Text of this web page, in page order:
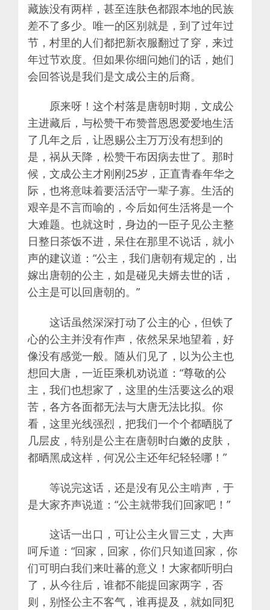
藏族没有两样，甚至连肤色都跟本地的民族
差不了多少。唯一的区别就是，到了过年过
节，村里的人们都把新衣服翻过了穿，来过
年过节欢度。但如果你细问她们的话，她们
会回答说是我们是文成公主的后裔。
原来呀！这个村落是唐朝时期，文成公
主进藏后，与松赞干布赞普恩恩爱爱地生活
了几年之后，让恩赐公主万万没有想到的
是，祸从天降，松赞干布因病去世了。那时
候，文成公主才刚刚25岁，正直青春年华之
际，也将意味着要活活守一辈子寡。生活的
艰辛是不言而喻的，今后如何生活将是一个
大难题。也就这时，身边的一臣子见公主整
日整日茶饭不进，呆住在那里不说话，就小
声的建议道：“公主，我们唐朝有规定的，出
嫁出唐朝的公主，如是碰见夫婿去世的话，
公主是可以回唐朝的。”
这话虽然深深打动了公主的心，但铁了
心的公主并没有作声，依然呆呆地望着，好
像没有感觉一般。随从们见了，以为公主也
想回大唐，一近臣乘机劝说道：“尊敬的公
主，我们也想家了，这里的生活要这么的艰
苦，各方各面都无法与大唐无法比拟。你
看，这里光线强烈，把我们一个个都晒脱了
几层皮，特别是公主在唐朝时白嫩的皮肤，
都晒黑成这样，何况公主还年纪轻轻哪！”
等说完这话，还是没有见公主啃声，于
是大家齐声说道：“公主就带我们回家吧！”
这话一出口，可让公主火冒三丈，大声
呵斥道：“回家，回家，你们只知道回家，你
们可明白我们来吐蕃的意义！大家都听明白
了，从今往后，谁都不能提回家两字，否
则，别怪公主不客气，谁再提及，就如同犯